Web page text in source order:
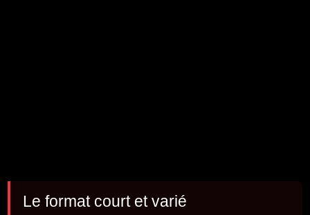
Le format court et varié